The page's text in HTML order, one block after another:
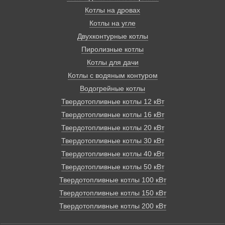
Отопление дома, основанное на твердотопливном
котле, экологически безопасно, просто и надежно.
Котлы на дровах
Котлы на угле
Двухконтурные котлы
Пиролизные котлы
Котлы для дачи
Котлы с водяным контуром
Водогрейные котлы
Твердотопливные котлы 12 кВт
Твердотопливные котлы 16 кВт
Твердотопливные котлы 20 кВт
Твердотопливные котлы 30 кВт
Твердотопливные котлы 40 кВт
Твердотопливные котлы 50 кВт
Твердотопливные котлы 100 кВт
Твердотопливные котлы 150 кВт
Твердотопливные котлы 200 кВт